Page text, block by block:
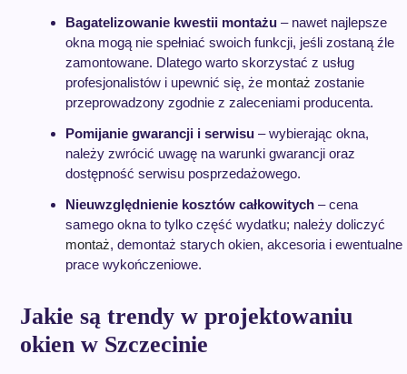
Bagatelizowanie kwestii montażu– nawet najlepsze
okna mogą nie spełniać swoich funkcji, jeśli zostaną źle
zamontowane. Dlatego warto skorzystać z usług
profesjonalistów i upewnić się, że montaż zostanie
przeprowadzony zgodnie z zaleceniami producenta.
Pomijanie gwarancji i serwisu– wybierając okna,
należy zwrócić uwagę na warunki gwarancji oraz
dostępność serwisu posprzedażowego.
Nieuwzględnienie kosztów całkowitych– cena
samego okna to tylko część wydatku; należy doliczyć
montaż, demontaż starych okien, akcesoria i ewentualne
prace wykończeniowe.
Jakie są trendy w projektowaniu
okien w Szczecinie